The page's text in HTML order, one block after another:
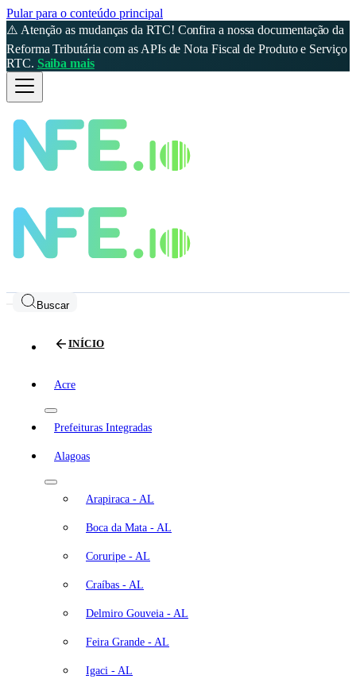
Pular para o conteúdo principal
⚠️ Atenção as mudanças da RTC! Confira a nossa documentação da
Reforma Tributária com as APIs de Nota Fiscal de Produto e Serviço
RTC. Saiba mais
Buscar
INÍCIO
Acre
Prefeituras Integradas
Alagoas
Arapiraca - AL
Boca da Mata - AL
Coruripe - AL
Craíbas - AL
Delmiro Gouveia - AL
Feira Grande - AL
Igaci - AL